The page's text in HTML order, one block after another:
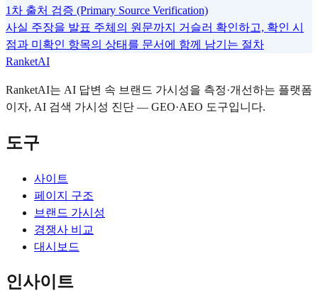
1차 출처 검증 (Primary Source Verification)
사실 주장을 발표 주체의 원문까지 거슬러 확인하고, 확인 시
점과 미확인 항목의 상태를 문서에 함께 남기는 절차
RanketAI
RanketAI는 AI 답변 속 브랜드 가시성을 측정·개선하는 플랫폼
이자, AI 검색 가시성 진단 — GEO·AEO 도구입니다.
도구
사이트
페이지 구조
브랜드 가시성
경쟁사 비교
대시보드
인사이트